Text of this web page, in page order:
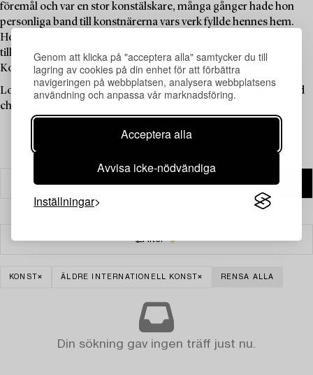
Genom att klicka på "acceptera alla" samtycker du till
lagring av cookies på din enhet för att förbättra
navigeringen på webbplatsen, analysera webbplatsens
användning och anpassa vår marknadsföring.
Acceptera alla
Avvisa icke-nödvändiga
Inställningar
föremål och var en stor konstälskare, många gånger hade hon
personliga band till konstnärerna vars verk fyllde hennes hem.
Hon författade konstbiografin över Emil Johansson-Thor, och
tillsammans med Mereth Lindgren m.fl. skrev hon ”Svensk
Konsthistoria” som kom ut på Signums förlag 1986.
Louise Lyberg har betytt mycket för Bukowskis som uppskattad
chef, kollega och vän.
Filter
KONST ÄLDRE INTERNATIONELL KONST RENSA ALLA
Din sökning gav ingen träff just nu.